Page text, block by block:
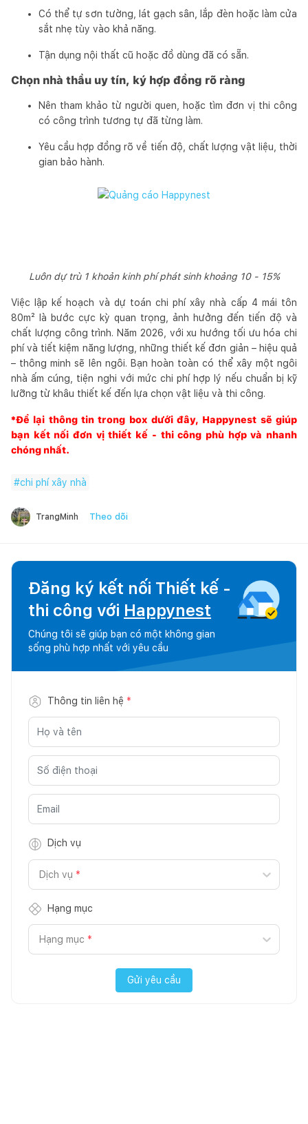
Có thể tự sơn tường, lát gạch sân, lắp đèn hoặc làm cửa
sắt nhẹ tùy vào khả năng.
Tận dụng nội thất cũ hoặc đồ dùng đã có sẵn.
Chọn nhà thầu uy tín, ký hợp đồng rõ ràng
Nên tham khảo từ người quen, hoặc tìm đơn vị thi công
có công trình tương tự đã từng làm.
Yêu cầu hợp đồng rõ về tiến độ, chất lượng vật liệu, thời
gian bảo hành.
Luôn dự trù 1 khoản kinh phí phát sinh khoảng 10 - 15%
Việc lập kế hoạch và dự toán chi phí xây nhà cấp 4 mái tôn
80m² là bước cực kỳ quan trọng, ảnh hưởng đến tiến độ và
chất lượng công trình. Năm 2026, với xu hướng tối ưu hóa chi
phí và tiết kiệm năng lượng, những thiết kế đơn giản – hiệu quả
– thông minh sẽ lên ngôi. Bạn hoàn toàn có thể xây một ngôi
nhà ấm cúng, tiện nghi với mức chi phí hợp lý nếu chuẩn bị kỹ
lưỡng từ khâu thiết kế đến lựa chọn vật liệu và thi công.
*Để lại thông tin trong box dưới đây, Happynest sẽ giúp
bạn kết nối đơn vị thiết kế - thi công phù hợp và nhanh
chóng nhất.
#chi phí xây nhà
TrangMinh Theo dõi
Đăng ký kết nối Thiết kế -
thi công với Happynest
Chúng tôi sẽ giúp bạn có một không gian
sống phù hợp nhất với yêu cầu
Thông tin liên hệ *
Dịch vụ
Dịch vụ *
Hạng mục
Hạng mục *
Gửi yêu cầu